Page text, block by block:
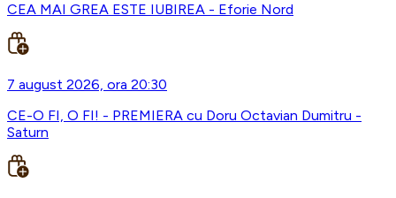
CEA MAI GREA ESTE IUBIREA - Eforie Nord
7 august 2026, ora 20:30
CE-O FI, O FI! - PREMIERA cu Doru Octavian Dumitru -
Saturn